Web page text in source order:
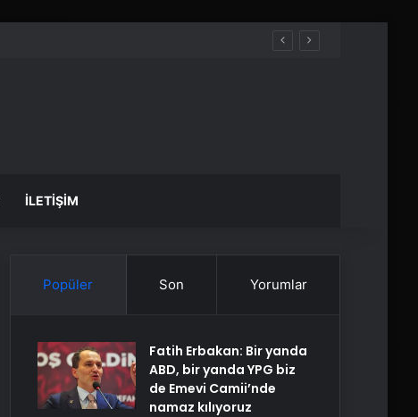
İLETIŞIM
Popüler Son Yorumlar
Fatih Erbakan: Bir yanda
ABD, bir yanda YPG biz
de Emevi Camii’nde
namaz kılıyoruz